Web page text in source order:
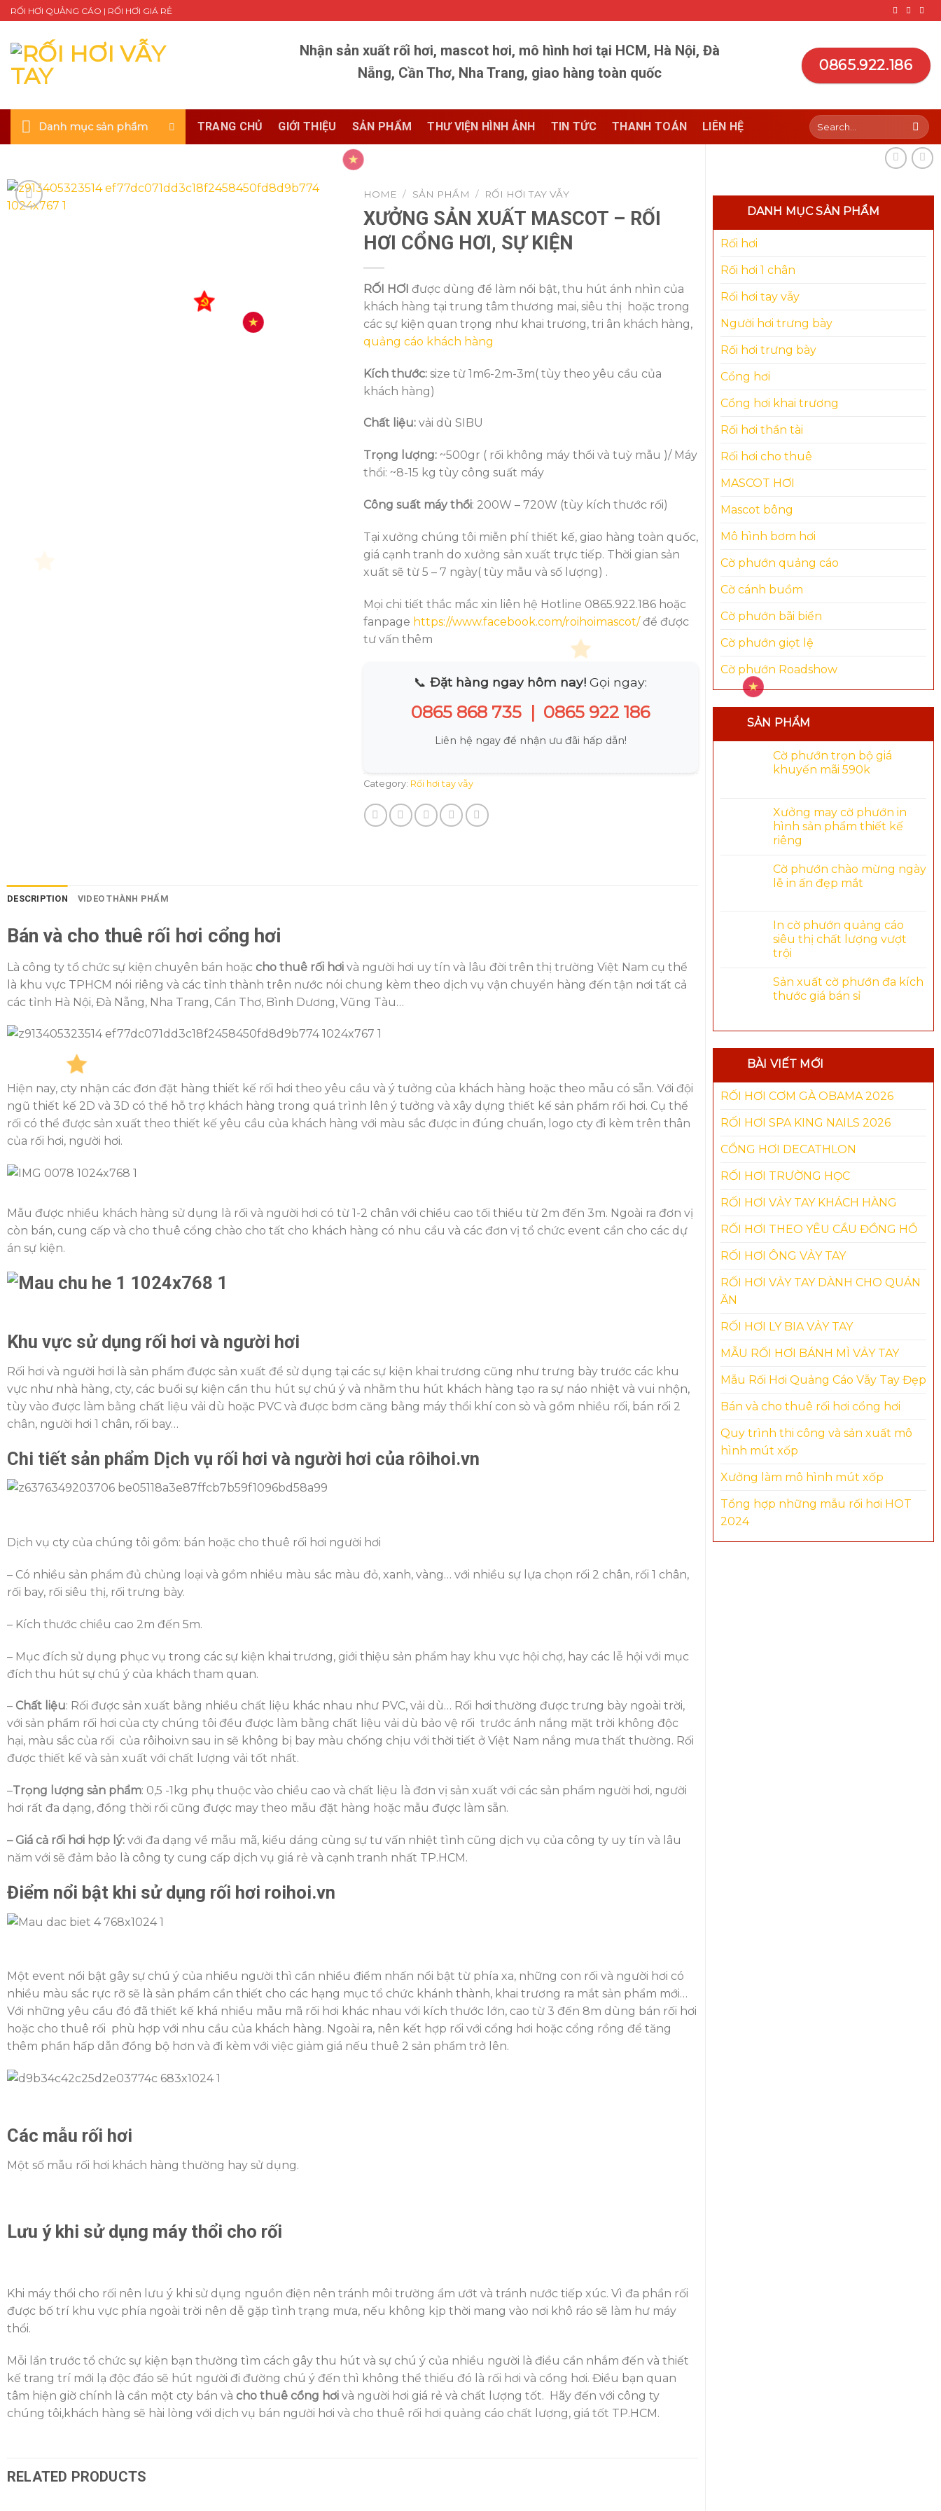
Skip
to
content
RỐI HƠI QUẢNG CÁO | RỐI HƠI GIÁ RẺ
Nhận sản xuất rối hơi, mascot hơi, mô hình hơi tại HCM, Hà Nội, Đà
Nẵng, Cần Thơ, Nha Trang, giao hàng toàn quốc
0865.922.186
Danh mục sản phẩm TRANG CHỦ GIỚI THIỆU SẢN PHẨM THƯ VIỆN HÌNH ẢNH TIN TỨC THANH TOÁN LIÊN HỆ
Search
for:
DANH MỤC SẢN PHẨM
Rối hơi
Rối hơi 1 chân
Rối hơi tay vẫy
Người hơi trưng bày
Rối hơi trưng bày
Cổng hơi
Cổng hơi khai trương
Rối hơi thần tài
Rối hơi cho thuê
MASCOT HƠI
Mascot bông
Mô hình bơm hơi
Cờ phướn quảng cáo
Cờ cánh buồm
Cờ phướn bãi biển
Cờ phướn giọt lệ
Cờ phướn Roadshow
SẢN PHẨM
Cờ phướn trọn bộ giá
khuyến mãi 590k
Xưởng may cờ phướn in
hình sản phẩm thiết kế
riêng
Cờ phướn chào mừng ngày
lễ in ấn đẹp mắt
In cờ phướn quảng cáo
siêu thị chất lượng vượt
trội
Sản xuất cờ phướn đa kích
thước giá bán sỉ
BÀI VIẾT MỚI
RỐI HƠI CƠM GÀ OBAMA 2026
RỐI HƠI SPA KING NAILS 2026
CỔNG HƠI DECATHLON
RỐI HƠI TRƯỜNG HỌC
RỐI HƠI VẢY TAY KHÁCH HÀNG
RỐI HƠI THEO YÊU CẦU ĐỒNG HỒ
RỐI HƠI ÔNG VẢY TAY
RỐI HƠI VẢY TAY DÀNH CHO QUÁN
ĂN
RỐI HƠI LY BIA VẢY TAY
MẪU RỐI HƠI BÁNH MÌ VẢY TAY
Mẫu Rối Hơi Quảng Cáo Vẫy Tay Đẹp
Bán và cho thuê rối hơi cổng hơi
Quy trình thi công và sản xuất mô
hình mút xốp
Xưởng làm mô hình mút xốp
Tổng hợp những mẫu rối hơi HOT
2024
HOME / SẢN PHẨM / RỐI HƠI TAY VẪY
XƯỞNG SẢN XUẤT MASCOT – RỐI
HƠI CỔNG HƠI, SỰ KIỆN
RỐI HƠI được dùng để làm nổi bật, thu hút ánh nhìn của
khách hàng tại trung tâm thương mai, siêu thị hoặc trong
các sự kiện quan trọng như khai trương, tri ân khách hàng,
quảng cáo khách hàng
Kích thước:size từ 1m6-2m-3m( tùy theo yêu cầu của
khách hàng)
Chất liệu:vải dù SIBU
Trọng lượng:~500gr ( rối không máy thổi và tuỳ mẫu )/ Máy
thổi: ~8-15 kg tùy công suất máy
Công suất máy thổi: 200W – 720W (tùy kích thước rối)
Tại xưởng chúng tôi miễn phí thiết kế, giao hàng toàn quốc,
giá cạnh tranh do xưởng sản xuất trực tiếp. Thời gian sản
xuất sẽ từ 5 – 7 ngày( tùy mẫu và số lượng) .
Mọi chi tiết thắc mắc xin liên hệ Hotline 0865.922.186 hoặc
fanpage https://www.facebook.com/roihoimascot/để được
tư vấn thêm
📞Đặt hàng ngay hôm nay! Gọi ngay:
0865 868 735 0865 922 186
Liên hệ ngay để nhận ưu đãi hấp dẫn!
Category: Rối hơi tay vẫy
DESCRIPTION VIDEO THÀNH PHẨM
Bán và cho thuê rối hơi cổng hơi
Là công ty tổ chức sự kiện chuyên bán hoặc cho thuê rối hơi và người hơi uy tín và lâu đời trên thị trường Việt Nam cụ thể
là khu vực TPHCM nói riêng và các tỉnh thành trên nước nói chung kèm theo dịch vụ vận chuyển hàng đến tận nơi tất cả
các tỉnh Hà Nội, Đà Nẵng, Nha Trang, Cần Thơ, Bình Dương, Vũng Tàu…
Hiện nay, cty nhận các đơn đặt hàng thiết kế rối hơi theo yêu cầu và ý tưởng của khách hàng hoặc theo mẫu có sẵn. Với đội
ngũ thiết kế 2D và 3D có thể hỗ trợ khách hàng trong quá trình lên ý tưởng và xây dựng thiết kế sản phẩm rối hơi. Cụ thể
rối có thể được sản xuất theo thiết kế yêu cầu của khách hàng với màu sắc được in đúng chuẩn, logo cty đi kèm trên thân
của rối hơi, người hơi.
Mẫu được nhiều khách hàng sử dụng là rối và người hơi có từ 1-2 chân với chiều cao tối thiểu từ 2m đến 3m. Ngoài ra đơn vị
còn bán, cung cấp và cho thuê cổng chào cho tất cho khách hàng có nhu cầu và các đơn vị tổ chức event cần cho các dự
án sự kiện.
Khu vực sử dụng rối hơi và người hơi
Rối hơi và người hơi là sản phẩm được sản xuất để sử dụng tại các sự kiện khai trương cũng như trưng bày trước các khu
vực như nhà hàng, cty, các buổi sự kiện cần thu hút sự chú ý và nhằm thu hút khách hàng tạo ra sự náo nhiệt và vui nhộn,
tùy vào được làm bằng chất liệu vải dù hoặc PVC và được bơm căng bằng máy thổi khí con sò và gồm nhiều rối, bán rối 2
chân, người hơi 1 chân, rối bay…
Chi tiết sản phẩm Dịch vụ rối hơi và người hơi của rôihoi.vn
Dịch vụ cty của chúng tôi gồm: bán hoặc cho thuê rối hơi người hơi
– Có nhiều sản phẩm đủ chủng loại và gồm nhiều màu sắc màu đỏ, xanh, vàng… với nhiều sự lựa chọn rối 2 chân, rối 1 chân,
rối bay, rối siêu thị, rối trưng bày.
– Kích thước chiều cao 2m đến 5m.
– Mục đích sử dụng phục vụ trong các sự kiện khai trương, giới thiệu sản phẩm hay khu vực hội chợ, hay các lễ hội với mục
đích thu hút sự chú ý của khách tham quan.
– Chất liệu: Rối được sản xuất bằng nhiều chất liệu khác nhau như PVC, vải dù… Rối hơi thường được trưng bày ngoài trời,
với sản phẩm rối hơi của cty chúng tôi đều được làm bằng chất liệu vải dù bảo vệ rối trước ánh nắng mặt trời không độc
hại, màu sắc của rối của rôihoi.vn sau in sẽ không bị bay màu chống chịu với thời tiết ở Việt Nam nắng mưa thất thường. Rối
được thiết kế và sản xuất với chất lượng vải tốt nhất.
–Trọng lượng sản phẩm: 0,5 -1kg phụ thuộc vào chiều cao và chất liệu là đơn vị sản xuất với các sản phẩm người hơi, người
hơi rất đa dạng, đồng thời rối cũng được may theo mẫu đặt hàng hoặc mẫu được làm sẵn.
– Giá cả rối hơi hợp lý: với đa dạng về mẫu mã, kiểu dáng cùng sự tư vấn nhiệt tình cũng dịch vụ của công ty uy tín và lâu
năm với sẽ đảm bảo là công ty cung cấp dịch vụ giá rẻ và cạnh tranh nhất TP.HCM.
Điểm nổi bật khi sử dụng rối hơi roihoi.vn
Một event nổi bật gây sự chú ý của nhiều người thì cần nhiều điểm nhấn nổi bật từ phía xa, những con rối và người hơi có
nhiều màu sắc rực rỡ sẽ là sản phẩm cần thiết cho các hạng mục tổ chức khánh thành, khai trương ra mắt sản phẩm mới…
Với những yêu cầu đó đã thiết kế khá nhiều mẫu mã rối hơi khác nhau với kích thước lớn, cao từ 3 đến 8m dùng bán rối hơi
hoặc cho thuê rối phù hợp với nhu cầu của khách hàng. Ngoài ra, nên kết hợp rối với cổng hơi hoặc cổng rồng để tăng
thêm phần hấp dẫn đồng bộ hơn và đi kèm với việc giảm giá nếu thuê 2 sản phẩm trở lên.
Các mẫu rối hơi
Một số mẫu rối hơi khách hàng thường hay sử dụng.
Lưu ý khi sử dụng máy thổi cho rối
Khi máy thổi cho rối nên lưu ý khi sử dụng nguồn điện nên tránh môi trường ẩm ướt và tránh nước tiếp xúc. Vì đa phần rối
được bố trí khu vực phía ngoài trời nên dễ gặp tình trạng mưa, nếu không kịp thời mang vào nơi khô ráo sẽ làm hư máy
thổi.
Mỗi lần trước tổ chức sự kiện bạn thường tìm cách gây thu hút và sự chú ý của nhiều người là điều cần nhắm đến và thiết
kế trang trí mới lạ độc đáo sẽ hút người đi đường chú ý đến thì không thể thiếu đó là rối hơi và cổng hơi. Điều bạn quan
tâm hiện giờ chính là cần một cty bán và cho thuê cổng hơi và người hơi giá rẻ và chất lượng tốt. Hãy đến với công ty
chúng tôi,khách hàng sẽ hài lòng với dịch vụ bán người hơi và cho thuê rối hơi quảng cáo chất lượng, giá tốt TP.HCM.
RELATED PRODUCTS